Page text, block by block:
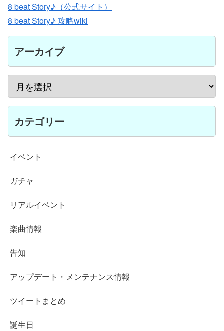
8 beat Story♪（公式サイト）
8 beat Story♪ 攻略wiki
アーカイブ
カテゴリー
イベント
ガチャ
リアルイベント
楽曲情報
告知
アップデート・メンテナンス情報
ツイートまとめ
誕生日